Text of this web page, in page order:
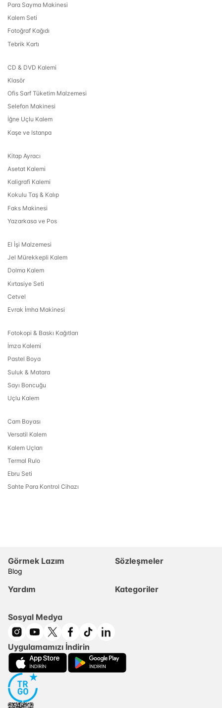
Para Sayma Makinesi
Kalem Seti
Fotoğraf Kağıdı
Tebrik Kartı
CD & DVD Kalemi
Klasör
Ofis Sarf Tüketim Malzemesi
Selefon Makinesi
İğne Uçlu Kalem
Kaşe ve Istanpa
Kitap Ayracı
Asetat Kalemi
Kaligrafi Kalemi
Kokulu Taş & Kalıp
Faks Makinesi
Yazarkasa ve Pos
El İşi Malzemesi
Jel Mürekkepli Kalem
Dolma Kalem
Kırtasiye Seti
Cetvel
Evrak İmha Makinesi
Fotokopi & Baskı Kağıtları
İmza Kalemi
Pastel Boya
Suluk & Matara
Sayı Boncuğu
Uçlu Kalem
Cam Boyası
Versatil Kalem
Kalem Uçları
Termal Rulo
Ebru Seti
Sahte Para Kontrol Cihazı
Görmek Lazım
Blog
Sözleşmeler
Yardım Kategoriler
Sosyal Medya
Uygulamamızı İndirin